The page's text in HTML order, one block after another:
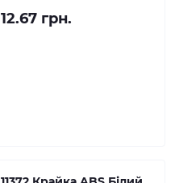
12.67 грн.